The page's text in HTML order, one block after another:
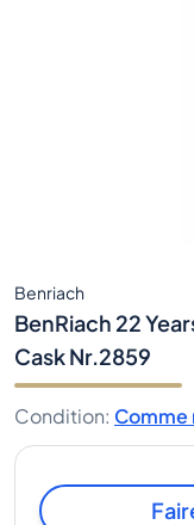
Benriach
BenRiach 22
Cask Nr.2859
Condition: Comme